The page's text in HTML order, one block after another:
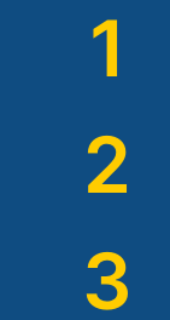
1
2
3